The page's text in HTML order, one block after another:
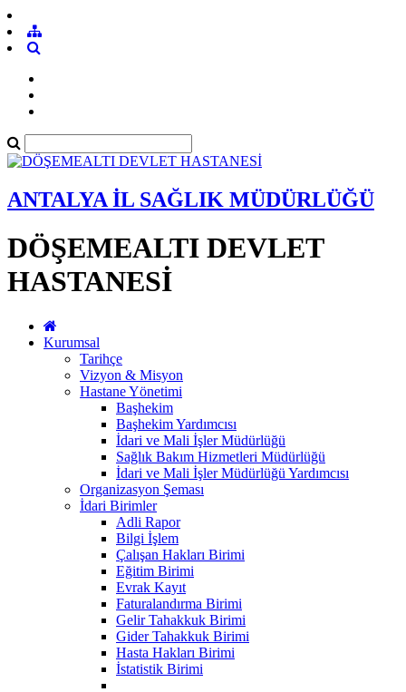
ANTALYA İL SAĞLIK MÜDÜRLÜĞÜ
DÖŞEMEALTI DEVLET
HASTANESİ
Kurumsal
Tarihçe
Vizyon & Misyon
Hastane Yönetimi
Başhekim
Başhekim Yardımcısı
İdari ve Mali İşler Müdürlüğü
Sağlık Bakım Hizmetleri Müdürlüğü
İdari ve Mali İşler Müdürlüğü Yardımcısı
Organizasyon Şeması
İdari Birimler
Adli Rapor
Bilgi İşlem
Çalışan Hakları Birimi
Eğitim Birimi
Evrak Kayıt
Faturalandırma Birimi
Gelir Tahakkuk Birimi
Gider Tahakkuk Birimi
Hasta Hakları Birimi
İstatistik Birimi